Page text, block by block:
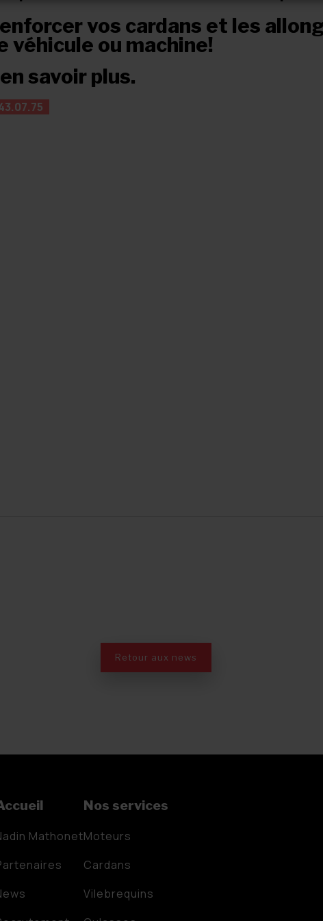
vos cardans et les
véhicule ou machine!
savoir plus.
Retour aux news
Mathonet
Nos services
Moteurs
Cardans
Vilebrequins